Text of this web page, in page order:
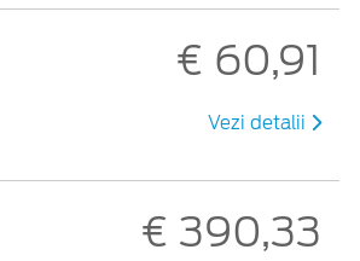
€ 60,91
Vezi detalii
€ 390,33